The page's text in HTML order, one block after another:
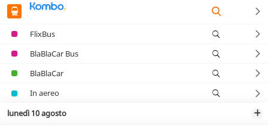
FlixBus
BlaBlaCar Bus
BlaBlaCar
In aereo
lunedì 10 agosto